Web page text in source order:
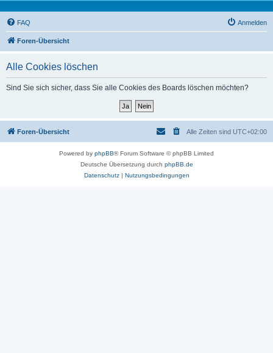
FAQ Anmelden
Foren-Übersicht
Alle Cookies löschen
Sind Sie sich sicher, dass Sie alle Cookies des Boards löschen möchten?
Foren-Übersicht Alle Zeiten sind UTC+02:00
Powered by phpBB® Forum Software © phpBB Limited
Deutsche Übersetzung durch phpBB.de
Datenschutz| Nutzungsbedingungen